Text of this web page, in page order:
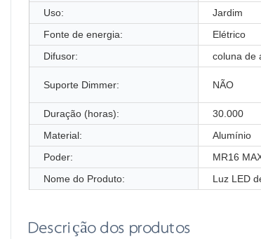
Uso: Jardim
Fonte de energia:
Elétrico
Difusor:
coluna de
Suporte Dimmer: NÃO
Duração (horas):
30.000
Material:
Alumínio
Poder:
MR16
Nome do Produto:
Luz LED
Descrição dos produtos